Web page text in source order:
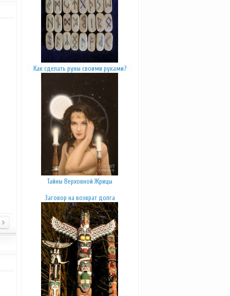
Как сделать руны своими руками?
Тайны Верховной Жрицы
Заговор на возврат долга